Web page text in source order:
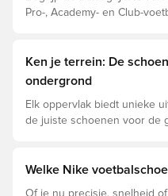
Pro-, Academy- en Club-
Ken je terrein: De
ondergrond
Elk oppervlak biedt unieke
de juiste schoenen voor de
schoen. Lees verder om te
Welke Nike
Of je nu precisie, snelheid